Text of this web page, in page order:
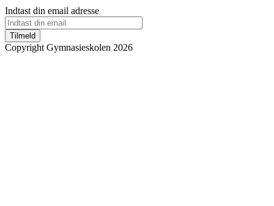
Indtast din email adresse
Tilmeld
Copyright Gymnasieskolen 2026